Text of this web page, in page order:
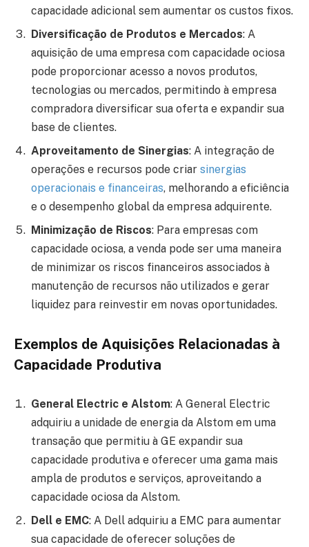
capacidade adicional sem aumentar os custos fixos.
Diversificação de Produtos e Mercados: A
aquisição de uma empresa com capacidade ociosa
pode proporcionar acesso a novos produtos,
tecnologias ou mercados, permitindo à empresa
compradora diversificar sua oferta e expandir sua
base de clientes.
Aproveitamento de Sinergias: A integração de
operações e recursos pode criar sinergias
operacionais e financeiras, melhorando a eficiência
e o desempenho global da empresa adquirente.
Minimização de Riscos: Para empresas com
capacidade ociosa, a venda pode ser uma maneira
de minimizar os riscos financeiros associados à
manutenção de recursos não utilizados e gerar
liquidez para reinvestir em novas oportunidades.
Exemplos de Aquisições Relacionadas à
Capacidade Produtiva
General Electric e Alstom: A General Electric
adquiriu a unidade de energia da Alstom em uma
transação que permitiu à GE expandir sua
capacidade produtiva e oferecer uma gama mais
ampla de produtos e serviços, aproveitando a
capacidade ociosa da Alstom.
Dell e EMC: A Dell adquiriu a EMC para aumentar
sua capacidade de oferecer soluções de